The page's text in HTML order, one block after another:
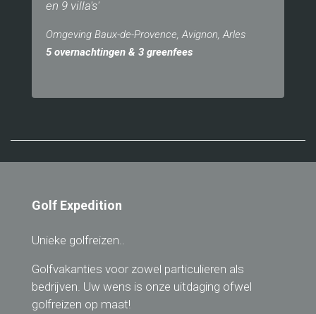
en 9 villa's'
Omgeving Baux-de-Provence, Avignon, Arles
5 overnachtingen & 3 greenfees
Golf Expedition
Unieke golfreizen..
Golfvakanties voor zowel particulieren als
bedrijven. Uw wens is onze uitdaging ofwel
golfreizen op maat!